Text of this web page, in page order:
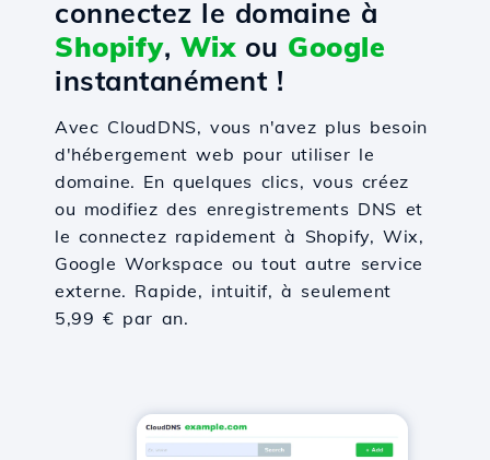
connectez le domaine à
Shopify, Wixou Google
instantanément !
Avec CloudDNS, vous n'avez plus besoin
d'hébergement web pour utiliser le
domaine. En quelques clics, vous créez
ou modifiez des enregistrements DNS et
le connectez rapidement à Shopify, Wix,
Google Workspace ou tout autre service
externe. Rapide, intuitif, à seulement
5,99 € par an.